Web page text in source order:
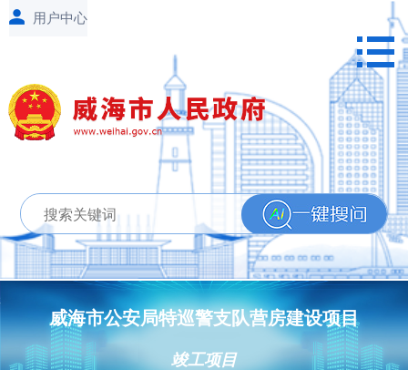
威海市公安局特巡警支队营房建设项目
竣工项目